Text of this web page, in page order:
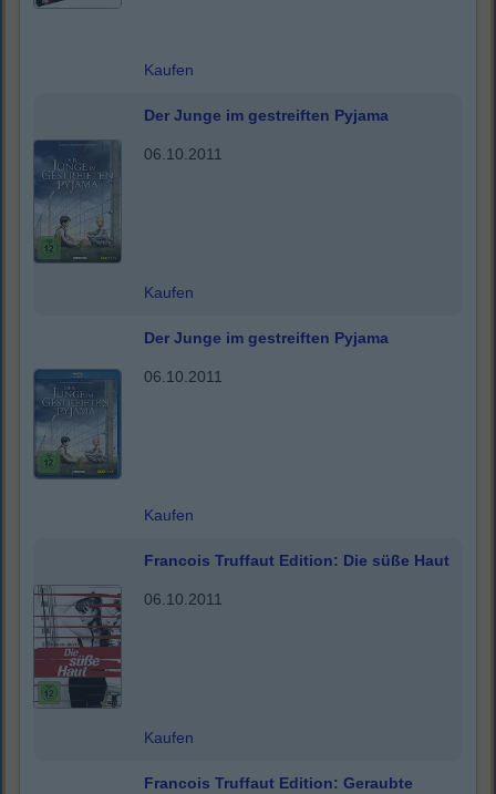
Kaufen
Der Junge im gestreiften Pyjama
06.10.2011
Kaufen
Der Junge im gestreiften Pyjama
06.10.2011
Kaufen
Francois Truffaut Edition: Die süße Haut
06.10.2011
Kaufen
Francois Truffaut Edition: Geraubte